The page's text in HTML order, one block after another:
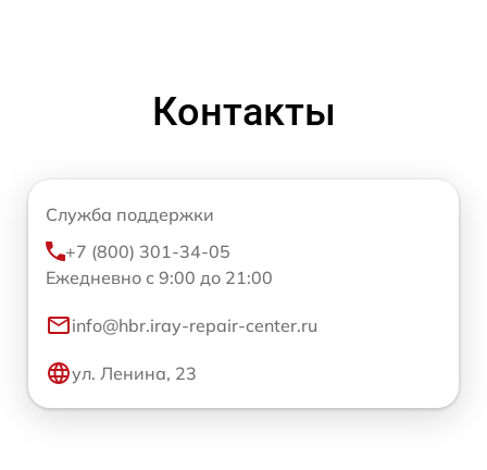
Контакты
Служба поддержки
+7 (800) 301-34-05
Ежедневно с 9:00 до 21:00
info@hbr.iray-repair-center.ru
ул. Ленина, 23